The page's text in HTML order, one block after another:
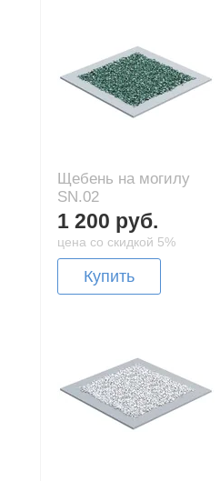
Щебень на могилу
SN.02
1 200 руб.
цена со скидкой 5%
Купить